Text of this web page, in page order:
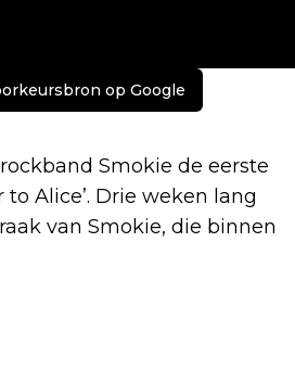
op Google
Smokie de eerste
Alice’. Drie weken lang
van Smokie, die binnen